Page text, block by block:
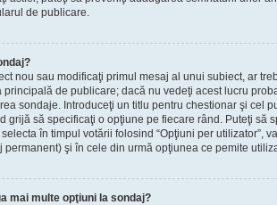
de publicare.
nou sau modificaţi primul mesaj al unui subiect, ar
de publicare; dacă nu vedeţi acest lucru
sondaje. Introduceţi un titlu pentru chestionar şi cel
grijă să specificaţi o opţiune pe fiecare rând. Puteţi să
în timpul votării folosind “Opţiuni per utilizator”,
permanent) şi în cele din urmă opţiunea ce pemite
mai multe opţiuni la sondaj?